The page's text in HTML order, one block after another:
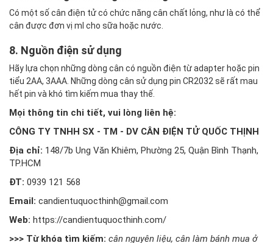
Có một số cân điện tử có chức năng cân chất lỏng, như là có thể
cân được đơn vị ml cho sữa hoặc nước.
8. Nguồn điện sử dụng
Hãy lựa chọn những dòng cân có nguồn điện từ adapter hoặc pin
tiểu 2AA, 3AAA. Những dòng cân sử dụng pin CR2032 sẽ rất mau
hết pin và khó tìm kiếm mua thay thế.
Mọi thông tin chi tiết, vui lòng liên hệ:
CÔNG TY TNHH SX - TM - DV CÂN ĐIỆN TỬ QUỐC THỊNH
Địa chỉ: 148/7b Ung Văn Khiêm, Phường 25, Quận Bình Thạnh,
TP.HCM
ĐT: 0939 121 568
Email: candientuquocthinh@gmail.com
Web: https://candientuquocthinh.com/
>>> Từ khóa tìm kiếm: cân nguyên liệu, cân làm bánh mua ở